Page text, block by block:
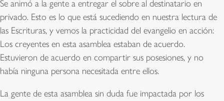
Se animó a la gente a entregar el sobre al destinatario en
privado. Esto es lo que está sucediendo en nuestra lectura de
las Escrituras, y vemos la practicidad del evangelio en acción:
Los creyentes en esta asamblea estaban de acuerdo.
Estuvieron de acuerdo en compartir sus posesiones, y no
había ninguna persona necesitada entre ellos.
La gente de esta asamblea sin duda fue impactada por los